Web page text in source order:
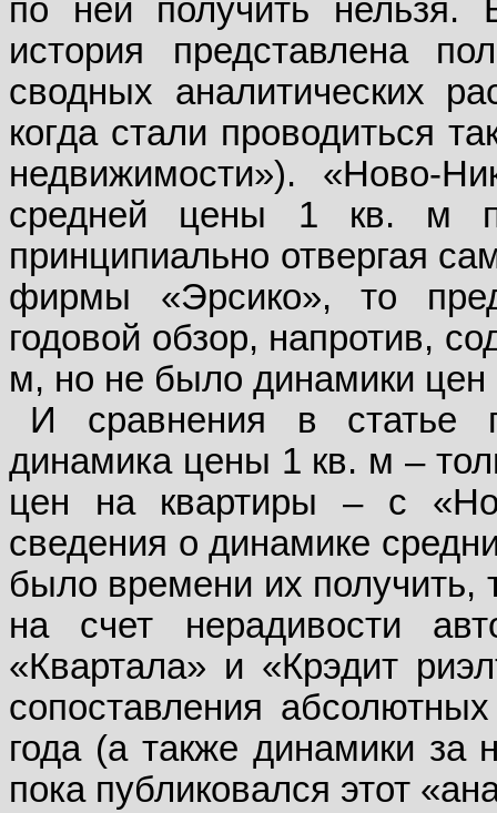
по ней получить нельзя.
история представлена
сводных аналитических
когда стали проводиться
недвижимости»). «Ново-
средней цены 1 кв. м
принципиально отвергая
фирмы «Эрсико», то
годовой обзор, напротив,
м, но не было динамики цен
И сравнения в статье
динамика цены 1 кв. м –
цен на квартиры – с
сведения о динамике
было времени их получить,
на счет нерадивости
«Квартала» и «Крэдит
сопоставления
года (а также динамики
пока публиковался этот